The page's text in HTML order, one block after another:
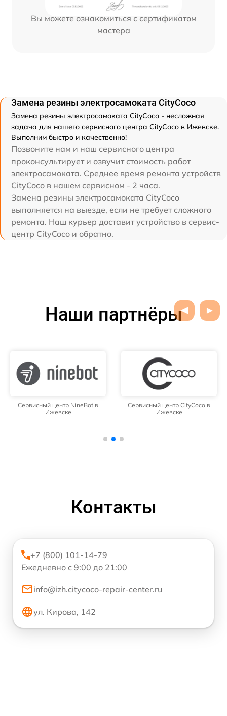
Вы можете ознакомиться с сертификатом
мастера
Замена резины электросамоката CityCoco
Замена резины электросамоката CityCoco - несложная
задача для нашего сервисного центра CityCoco в Ижевске.
Выполним быстро и качественно!
Позвоните нам и наш сервисного центра
проконсультирует и озвучит стоимость работ
электросамоката. Среднее время ремонта устройств
CityCoco в нашем сервисном - 2 часа.
Замена резины электросамоката CityCoco
выполняется на выезде, если не требует сложного
ремонта. Наш курьер доставит устройство в сервис-
центр CityCoco и обратно.
Наши партнёры
Сервисный центр NineBot в
Ижевске
Сервисный центр CityCoco в
Ижевске
Контакты
+7 (800) 101-14-79
Ежедневно с 9:00 до 21:00
info@izh.citycoco-repair-center.ru
ул. Кирова, 142